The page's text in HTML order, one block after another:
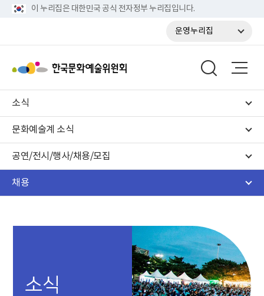
이 누리집은 대한민국 공식 전자정부 누리집입니다.
운영누리집
소식
문화예술계 소식
공연/전시/행사/채용/모집
채용
소식